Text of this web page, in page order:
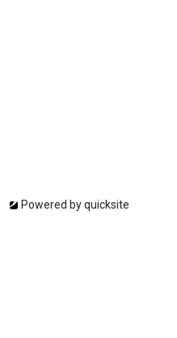
Powered byquicksite